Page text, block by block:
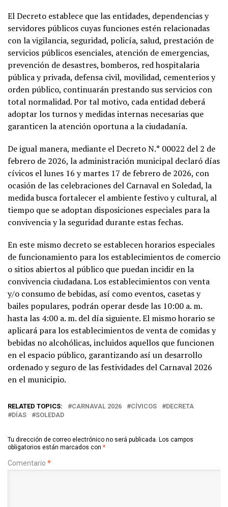
El Decreto establece que las entidades, dependencias y
servidores públicos cuyas funciones estén relacionadas
con la vigilancia, seguridad, policía, salud, prestación de
servicios públicos esenciales, atención de emergencias,
prevención de desastres, bomberos, red hospitalaria
pública y privada, defensa civil, movilidad, cementerios y
orden público, continuarán prestando sus servicios con
total normalidad. Por tal motivo, cada entidad deberá
adoptar los turnos y medidas internas necesarias que
garanticen la atención oportuna a la ciudadanía.
De igual manera, mediante el Decreto N.° 00022 del 2 de
febrero de 2026, la administración municipal declaró días
cívicos el lunes 16 y martes 17 de febrero de 2026, con
ocasión de las celebraciones del Carnaval en Soledad, la
medida busca fortalecer el ambiente festivo y cultural, al
tiempo que se adoptan disposiciones especiales para la
convivencia y la seguridad durante estas fechas.
En este mismo decreto se establecen horarios especiales
de funcionamiento para los establecimientos de comercio
o sitios abiertos al público que puedan incidir en la
convivencia ciudadana. Los establecimientos con venta
y/o consumo de bebidas, así como eventos, casetas y
bailes populares, podrán operar desde las 10:00 a. m.
hasta las 4:00 a. m. del día siguiente. El mismo horario se
aplicará para los establecimientos de venta de comidas y
bebidas no alcohólicas, incluidos aquellos que funcionen
en el espacio público, garantizando así un desarrollo
ordenado y seguro de las festividades del Carnaval 2026
en el municipio.
RELATED TOPICS: CARNAVAL 2026 CÍVICOS
DECRETA
DÍAS
SOLEDAD
Tu dirección de correo electrónico no será publicada. Los campos
obligatorios están marcados con *
Comentario *